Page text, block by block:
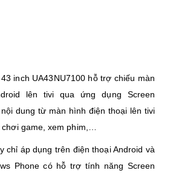
inch UA43NU7100 hỗ trợ chiếu màn
lên tivi qua ứng dụng Screen
dung từ màn hình điện thoại lên tivi
game, xem phim,…
chỉ áp dụng trên điện thoại Android và
Phone có hỗ trợ tính năng Screen